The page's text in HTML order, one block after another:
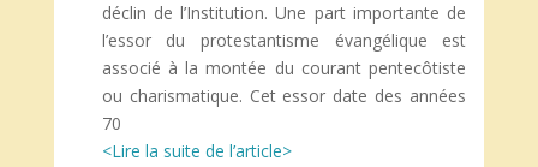
déclin de l’Institution. Une part importante de
l’essor du protestantisme évangélique est
associé à la montée du courant pentecôtiste
ou charismatique. Cet essor date des années
70
<Lire la suite de l’article>